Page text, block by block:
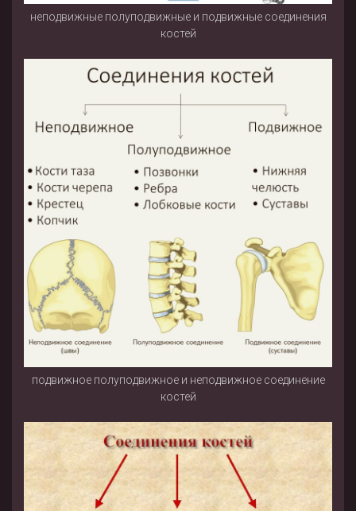
неподвижные полуподвижные и подвижные соединения
костей
подвижное полуподвижное и неподвижное соединение
костей